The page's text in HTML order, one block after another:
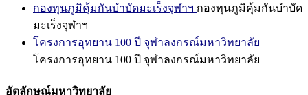
กองทุนภูมิคุ้มกันบำบัดมะเร็งจุฬาฯ กองทุนภูมิคุ้มกันบำบัด
มะเร็งจุฬาฯ
โครงการอุทยาน 100 ปี จุฬาลงกรณ์มหาวิทยาลัย
โครงการอุทยาน 100 ปี จุฬาลงกรณ์มหาวิทยาลัย
อัตลักษณ์มหาวิทยาลัย